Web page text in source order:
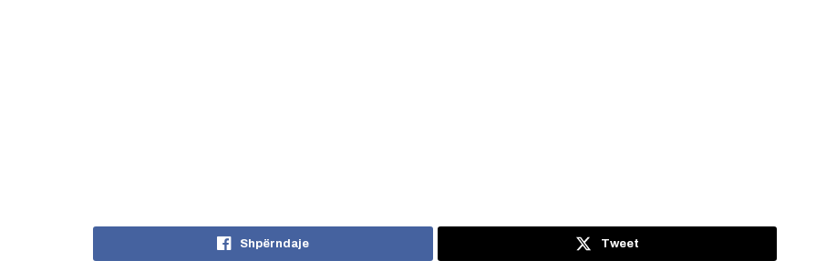
Shpërndaje Tweet